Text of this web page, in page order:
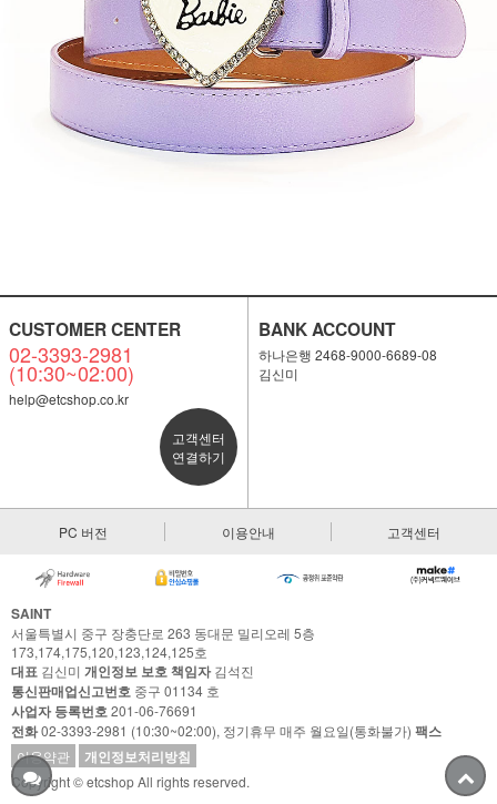
CUSTOMER CENTER
02-3393-2981
(10:30~02:00)
help@etcshop.co.kr
고객센터
연결하기
BANK ACCOUNT
하나은행 2468-9000-6689-08
김신미
PC 버전 이용안내 고객센터
SAINT
서울특별시 중구 장충단로 263 동대문 밀리오레 5층
173,174,175,120,123,124,125호
대표 김신미 개인정보 보호 책임자김석진
통신판매업신고번호 중구 01134 호
사업자 등록번호201-06-76691
전화02-3393-2981 (10:30~02:00), 정기휴무 매주 월요일(통화불가) 팩스
이용약관 개인정보처리방침
Copyright © etcshop All rights reserved.